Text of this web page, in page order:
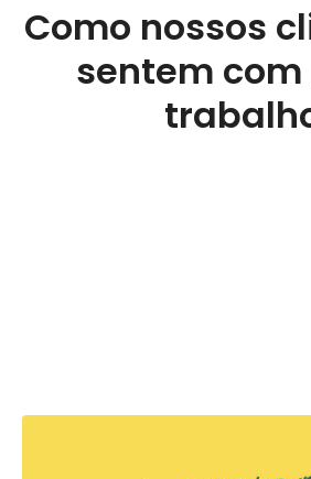
Como nossos
sentem com